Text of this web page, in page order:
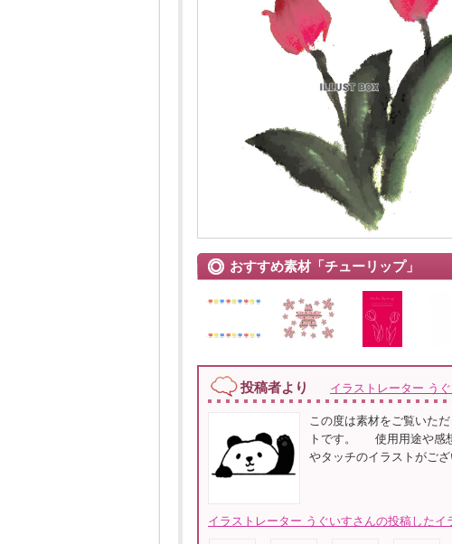
おすすめ素材「チューリップ」
投稿者より イラストレーター う
この度は素材をご覧いた
トです。 使用用途や感
やタッチのイラストがご
イラストレーター うぐいすさんの投稿したイ